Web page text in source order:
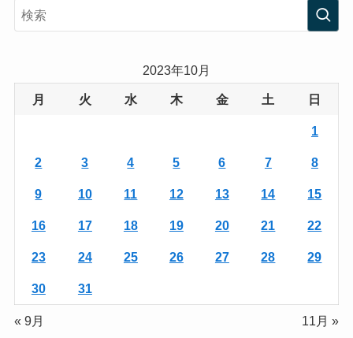
e
2023年10月
月 火 水 木 金 土 日
1
2 3 4 5 6 7 8
9 10 11 12 13 14 15
16 17 18 19 20 21 22
23 24 25 26 27 28 29
30 31
« 9月 11月 »